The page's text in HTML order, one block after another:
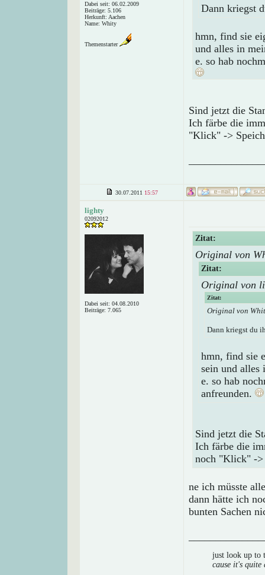
Dabei seit: 06.02.2009
Beiträge: 5.106
Herkunft: Aachen
Name: Whity
Themenstarter
Dann kriegst
hmn, find sie
und alles in
e. so hab
Sind jetzt die
Ich färbe die
"Klick" ->
30.07.2011 15:57
lighty
02092012
Dabei seit: 04.08.2010
Beiträge: 7.065
Zitat:
Original von
Zitat:
Original von
Zitat:
Original von
Dann kriegst du
hmn, find sie
sein und alles
e. so hab
anfreunden.
Sind jetzt die
Ich färbe die
noch "Klick" ->
ne ich müsste
dann hätte ich
bunten Sachen
just look up to
cause it's quite